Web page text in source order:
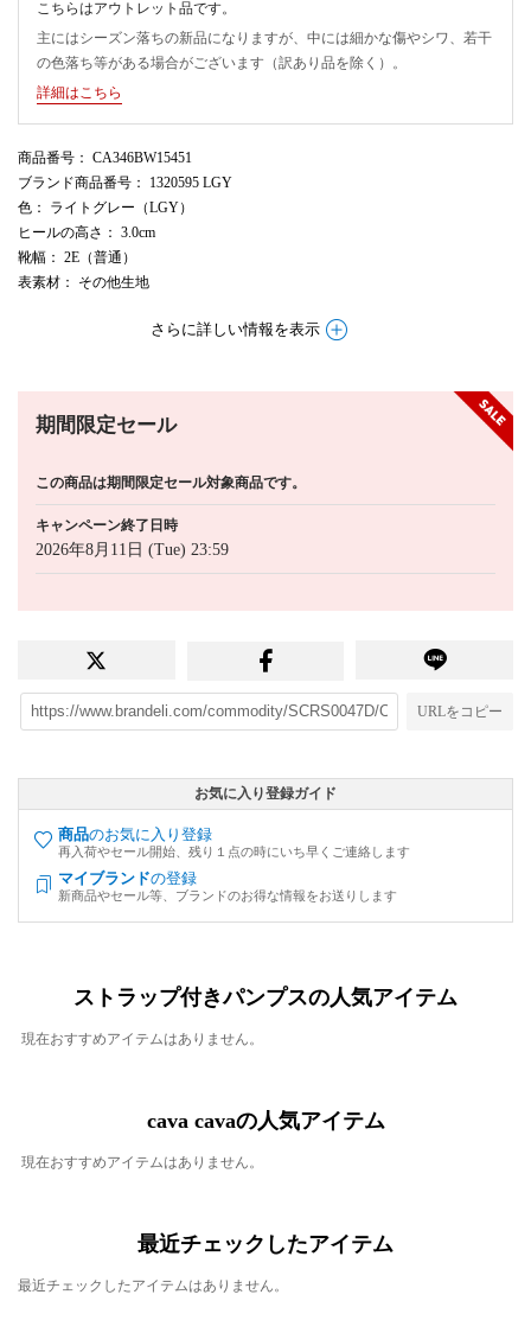
こちらはアウトレット品です。
主にはシーズン落ちの新品になりますが、中には細かな傷やシワ、若干
の色落ち等がある場合がございます（訳あり品を除く）。
詳細はこちら
商品番号 ： CA346BW15451
ブランド商品番号 ： 1320595 LGY
色 ： ライトグレー（LGY）
ヒールの高さ ： 3.0cm
靴幅 ： 2E（普通）
表素材 ： その他生地
さらに詳しい情報を表示
期間限定セール
この商品は期間限定セール対象商品です。
キャンペーン終了日時
2026年8月11日 (Tue) 23:59
URLをコピー
お気に入り登録ガイド
商品のお気に入り登録
再入荷やセール開始、残り１点の時にいち早くご連絡します
マイブランドの登録
新商品やセール等、ブランドのお得な情報をお送りします
ストラップ付きパンプスの人気アイテム
現在おすすめアイテムはありません。
cava cavaの人気アイテム
現在おすすめアイテムはありません。
最近チェックしたアイテム
最近チェックしたアイテムはありません。